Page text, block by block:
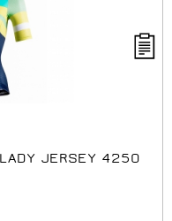
JERSEY 4250